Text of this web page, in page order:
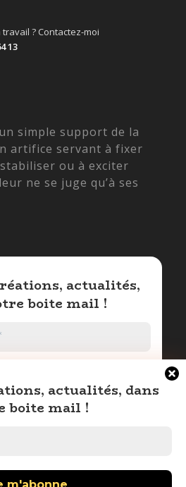
actualités, dans
boite mail !
? Contactez-moi
13
simple support de la
artifice servant à fixer
ou à exciter
ne se juge qu’à ses
actualités,
boite mail !